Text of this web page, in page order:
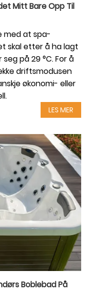
Mitt Bare Opp Til
med at spa-
skal etter å ha lagt
på 29 °C. For å
driftsmodusen
økonomi- eller
LES MER
Boblebad På